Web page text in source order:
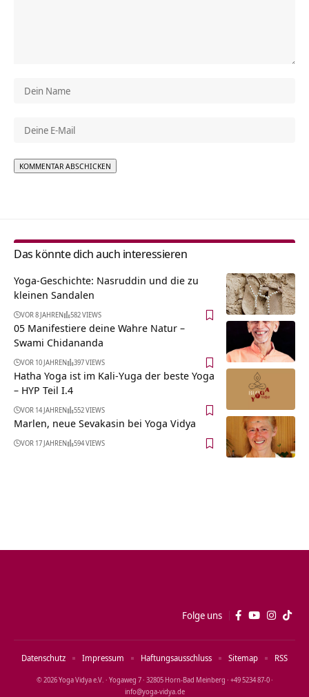
Das könnte dich auch interessieren
Yoga-Geschichte: Nasruddin und die zu
kleinen Sandalen
VOR 8 JAHREN 582 VIEWS
05 Manifestiere deine Wahre Natur –
Swami Chidananda
VOR 10 JAHREN 397 VIEWS
Hatha Yoga ist im Kali-Yuga der beste Yoga
– HYP Teil I.4
VOR 14 JAHREN 552 VIEWS
Marlen, neue Sevakasin bei Yoga Vidya
VOR 17 JAHREN 594 VIEWS
Folge uns
© 2026 Yoga Vidya e.V. · Yogaweg 7 · 32805 Horn‑Bad Meinberg · +49 5234 87‑0 ·
info@yoga‑vidya.de
Datenschutz Impressum Haftungsausschluss Sitemap RSS